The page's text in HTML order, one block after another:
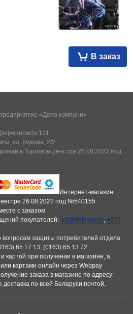
В заказ
«Дело компани»
131
ул. Жукова, 2/2
в Торговом реестре 26.08.2022 под
Интернет-магазин
26.08.2022 под №540155
с заказом
покупателей: w2@delovoy.by, +375
вопросам защиты потребителей отдела
65 17 13, (0163) 65 13 72.
картой при получении в магазине, а
картами онлайн через Webpay
заказа в магазине по адресу:
доставка по всей Беларуси почтой,